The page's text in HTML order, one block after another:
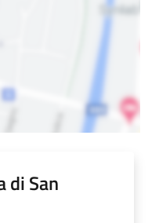
di San